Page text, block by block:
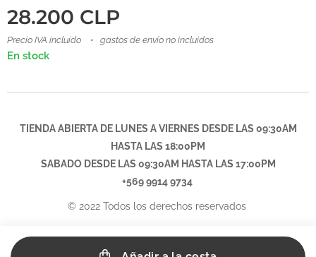
28.200 CLP
Precio IVA incluido gastos de envío no incluidos
En stock
TIENDA ABIERTA DE LUNES A VIERNES DESDE LAS 09:30AM
HASTA LAS 18:00PM
SABADO DESDE LAS 09:30AM HASTA LAS 17:00PM
+569 9914 9734
© 2022 Todos los derechos reservados